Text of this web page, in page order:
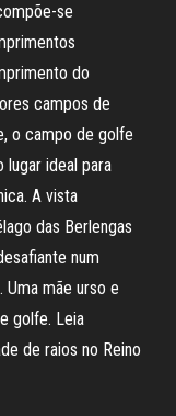
se
do
campos de
o campo de golfe
lugar ideal para
A vista
das Berlengas
num
mãe urso e
golfe. Leia
de raios no Reino